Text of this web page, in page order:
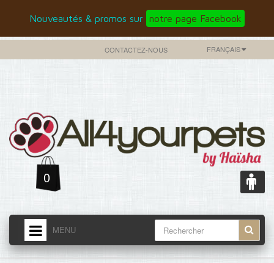
Nouveautés & promos sur notre page Facebook
FRANÇAIS
CONTACTEZ-NOUS
0
MENU
ACCUEIL